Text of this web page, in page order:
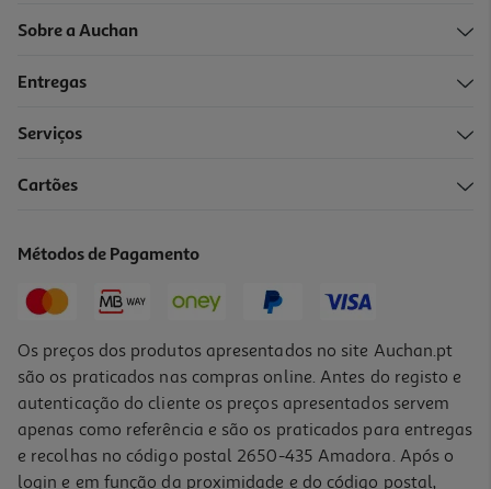
Sobre a Auchan
Entregas
Serviços
Cartões
Métodos de Pagamento
Os preços dos produtos apresentados no site Auchan.pt
são os praticados nas compras online. Antes do registo e
autenticação do cliente os preços apresentados servem
apenas como referência e são os praticados para entregas
e recolhas no código postal 2650-435 Amadora. Após o
login e em função da proximidade e do código postal,